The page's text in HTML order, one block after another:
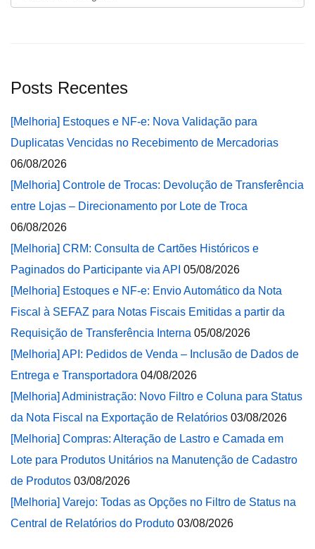
Posts Recentes
[Melhoria] Estoques e NF-e: Nova Validação para
Duplicatas Vencidas no Recebimento de Mercadorias
06/08/2026
[Melhoria] Controle de Trocas: Devolução de Transferência
entre Lojas – Direcionamento por Lote de Troca
06/08/2026
[Melhoria] CRM: Consulta de Cartões Históricos e
Paginados do Participante via API 05/08/2026
[Melhoria] Estoques e NF-e: Envio Automático da Nota
Fiscal à SEFAZ para Notas Fiscais Emitidas a partir da
Requisição de Transferência Interna 05/08/2026
[Melhoria] API: Pedidos de Venda – Inclusão de Dados de
Entrega e Transportadora 04/08/2026
[Melhoria] Administração: Novo Filtro e Coluna para Status
da Nota Fiscal na Exportação de Relatórios 03/08/2026
[Melhoria] Compras: Alteração de Lastro e Camada em
Lote para Produtos Unitários na Manutenção de Cadastro
de Produtos 03/08/2026
[Melhoria] Varejo: Todas as Opções no Filtro de Status na
Central de Relatórios do Produto 03/08/2026